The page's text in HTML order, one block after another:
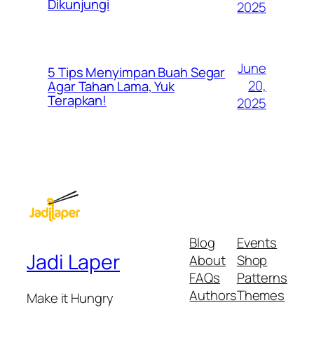
Dikunjungi
2025
5 Tips Menyimpan Buah Segar
Agar Tahan Lama, Yuk
Terapkan!
June
20,
2025
Jadi Laper
Make it Hungry
Blog
About
FAQs
Authors
Events
Shop
Patterns
Themes